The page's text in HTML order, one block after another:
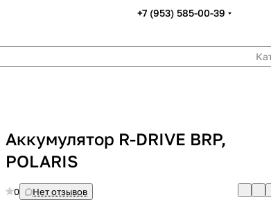
+7 (953) 585-00-39
Аккумулятор R-DRIVE BRP,
POLARIS
0 Нет отзывов